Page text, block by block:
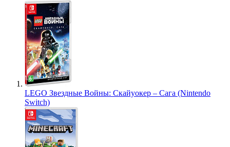
LEGO Звездные Войны: Скайуокер – Сага (Nintendo
Switch)